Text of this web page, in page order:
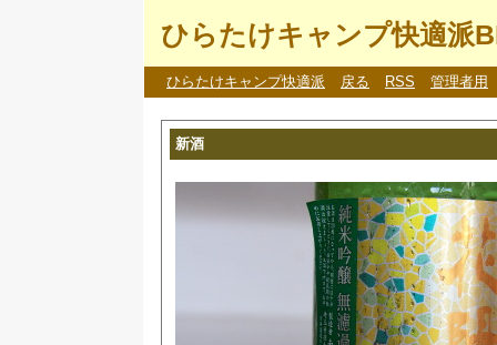
ひらたけキャンプ快適派
ひらたけキャンプ快適派 戻る RSS 管理者用
新酒